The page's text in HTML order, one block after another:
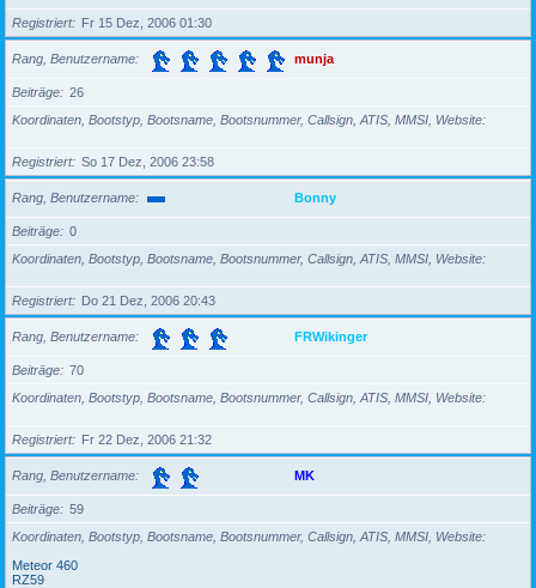
Registriert Fr 15 Dez, 2006 01:30
Rang, Benutzername munja
Beiträge
26
Koordinaten, Bootstyp, Bootsname, Bootsnummer, Callsign, ATIS, MMSI, Website
Registriert So 17 Dez, 2006 23:58
Rang, Benutzername Bonny
Beiträge
0
Koordinaten, Bootstyp, Bootsname, Bootsnummer, Callsign, ATIS, MMSI, Website
Registriert Do 21 Dez, 2006 20:43
Rang, Benutzername FRWikinger
Beiträge
70
Koordinaten, Bootstyp, Bootsname, Bootsnummer, Callsign, ATIS, MMSI, Website
Registriert Fr 22 Dez, 2006 21:32
Rang, Benutzername MK
Beiträge
59
Koordinaten, Bootstyp, Bootsname, Bootsnummer, Callsign, ATIS, MMSI, Website
Meteor 460
RZ59